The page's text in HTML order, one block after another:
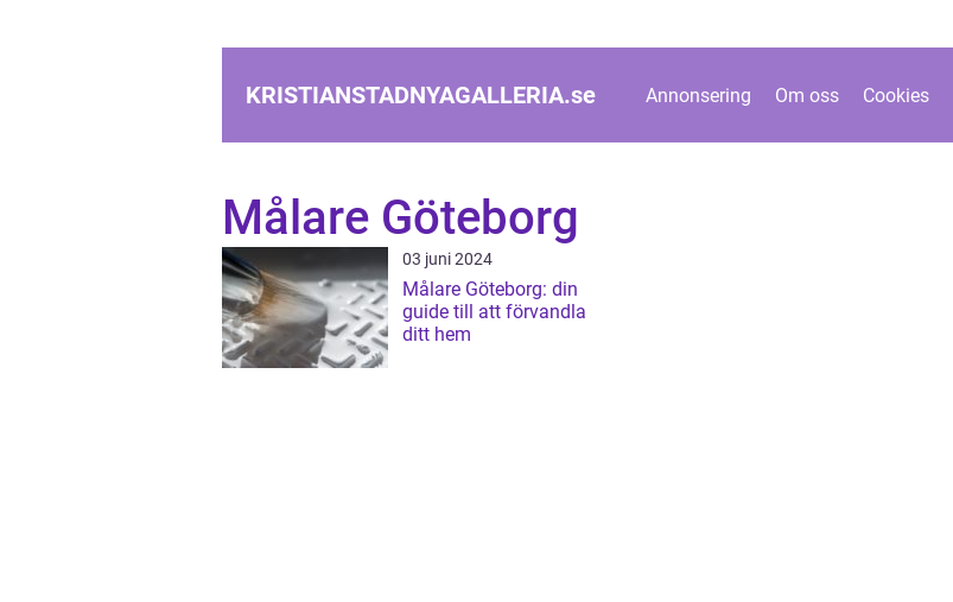
KRISTIANSTADNYAGALLERIA.se Annonsering Om oss Cookies
Målare Göteborg
03 juni 2024
Målare Göteborg: din
guide till att förvandla
ditt hem